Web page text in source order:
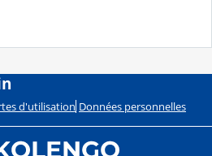
d'utilisation Données personnelles